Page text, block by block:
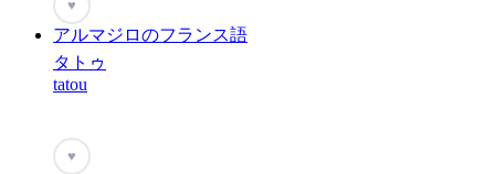
♥
アルマジロのフランス語
タトゥ
tatou
♥